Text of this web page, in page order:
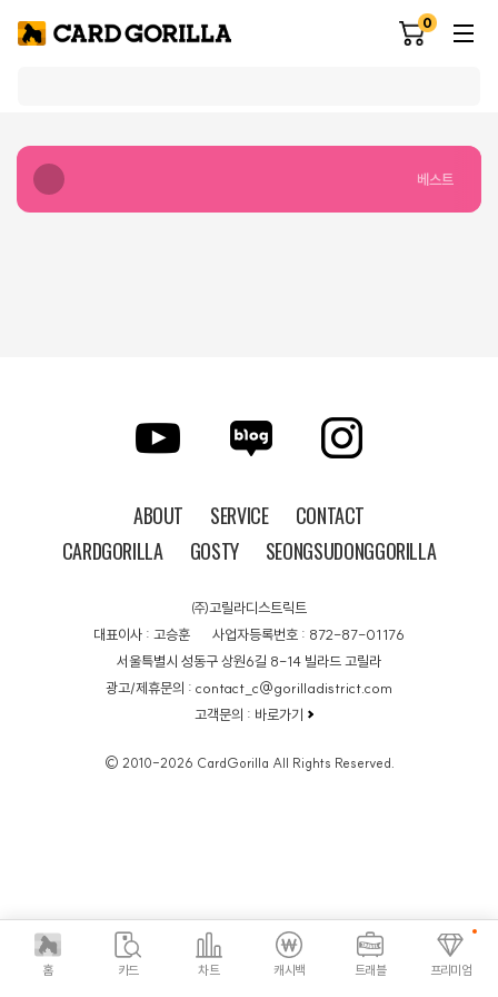
0
홈 카드 차트 캐시백 트래블 프리미엄
베스트
ABOUT SERVICE
CONTACT
CARDGORILLA
GOSTY SEONGSUDONGGORILLA
㈜고릴라디스트릭트
대표이사 : 고승훈
사업자등록번호 : 872-87-01176
서울특별시 성동구 상원6길 8-14 빌라드 고릴라
광고/제휴문의 : contact_c@gorilladistrict.com
고객문의 : 바로가기
© 2010-2026 CardGorilla All Rights Reserved.